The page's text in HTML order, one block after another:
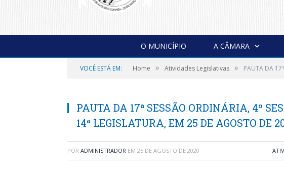
O MUNICÍPIO A CÂMARA
VOCÊ ESTÁ EM: Home » Atividades Legislativas » PAUTA DA
PAUTA DA 17ª SESSÃO ORDINÁRIA, 4º
14ª LEGISLATURA, EM 25 DE AGOSTO DE
POR ADMINISTRADOR EM 25 DE AGOSTO DE 2020